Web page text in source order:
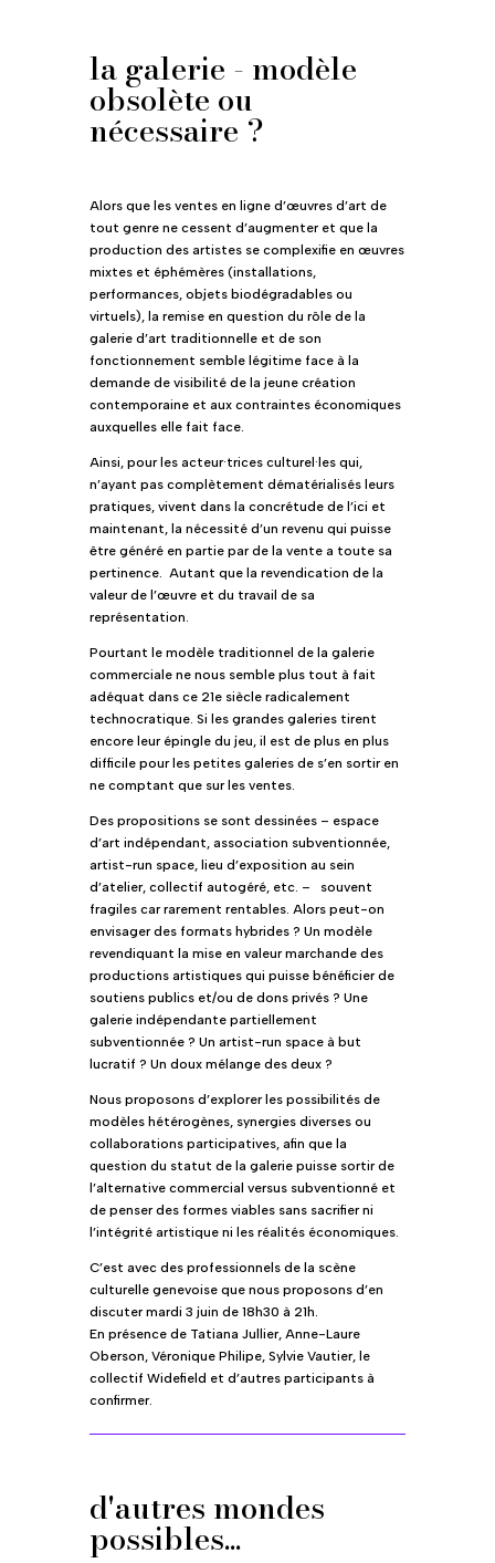
la galerie - modèle
obsolète ou
nécessaire ?
Alors que les ventes en ligne d’œuvres d’art de
tout genre ne cessent d’augmenter et que la
production des artistes se complexifie en œuvres
mixtes et éphémères (installations,
performances, objets biodégradables ou
virtuels), la remise en question du rôle de la
galerie d’art traditionnelle et de son
fonctionnement semble légitime face à la
demande de visibilité de la jeune création
contemporaine et aux contraintes économiques
auxquelles elle fait face.
Ainsi, pour les acteur·trices culturel·les qui,
n’ayant pas complètement dématérialisés leurs
pratiques, vivent dans la concrétude de l’ici et
maintenant, la nécessité d’un revenu qui puisse
être généré en partie par de la vente a toute sa
pertinence. Autant que la revendication de la
valeur de l’œuvre et du travail de sa
représentation.
Pourtant le modèle traditionnel de la galerie
commerciale ne nous semble plus tout à fait
adéquat dans ce 21e siècle radicalement
technocratique. Si les grandes galeries tirent
encore leur épingle du jeu, il est de plus en plus
difficile pour les petites galeries de s’en sortir en
ne comptant que sur les ventes.
Des propositions se sont dessinées – espace
d’art indépendant, association subventionnée,
artist-run space, lieu d’exposition au sein
d’atelier, collectif autogéré, etc. – souvent
fragiles car rarement rentables. Alors peut-on
envisager des formats hybrides ? Un modèle
revendiquant la mise en valeur marchande des
productions artistiques qui puisse bénéficier de
soutiens publics et/ou de dons privés ? Une
galerie indépendante partiellement
subventionnée ? Un artist-run space à but
lucratif ? Un doux mélange des deux ?
Nous proposons d’explorer les possibilités de
modèles hétérogènes, synergies diverses ou
collaborations participatives, afin que la
question du statut de la galerie puisse sortir de
l’alternative commercial versus subventionné et
de penser des formes viables sans sacrifier ni
l’intégrité artistique ni les réalités économiques.
C’est avec des professionnels de la scène
culturelle genevoise que nous proposons d’en
discuter mardi 3 juin de 18h30 à 21h.
En présence de Tatiana Jullier, Anne-Laure
Oberson, Véronique Philipe, Sylvie Vautier, le
collectif Widefield et d’autres participants à
confirmer.
d'autres mondes
possibles...